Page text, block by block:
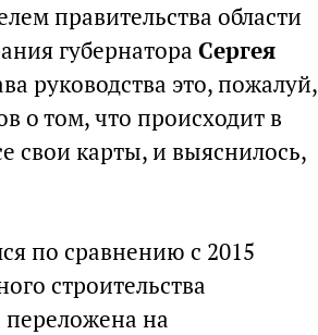
правительства области
губернатора Сергея
руководства это, пожалуй,
о том, что происходит в
свои карты, и выяснилось,
по сравнению с 2015
строительства
на